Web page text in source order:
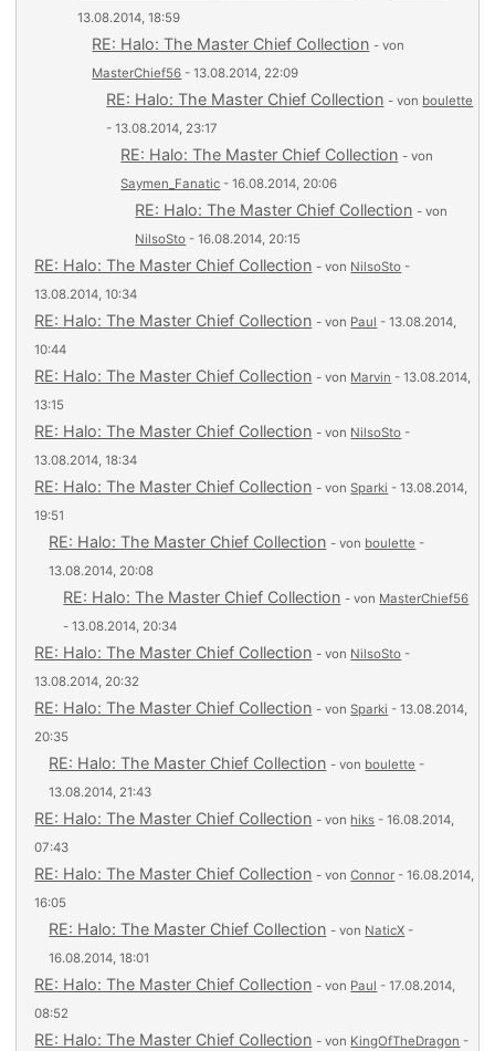
13.08.2014, 18:59
RE: Halo: The Master Chief Collection - von
MasterChief56 - 13.08.2014, 22:09
RE: Halo: The Master Chief Collection - von boulette
- 13.08.2014, 23:17
RE: Halo: The Master Chief Collection - von
Saymen_Fanatic - 16.08.2014, 20:06
RE: Halo: The Master Chief Collection - von
NilsoSto - 16.08.2014, 20:15
RE: Halo: The Master Chief Collection - von NilsoSto -
13.08.2014, 10:34
RE: Halo: The Master Chief Collection - von Paul - 13.08.2014,
10:44
RE: Halo: The Master Chief Collection - von Marvin - 13.08.2014,
13:15
RE: Halo: The Master Chief Collection - von NilsoSto -
13.08.2014, 18:34
RE: Halo: The Master Chief Collection - vonSparki - 13.08.2014,
19:51
RE: Halo: The Master Chief Collection - von boulette -
13.08.2014, 20:08
RE: Halo: The Master Chief Collection - von MasterChief56
- 13.08.2014, 20:34
RE: Halo: The Master Chief Collection - von NilsoSto -
13.08.2014, 20:32
RE: Halo: The Master Chief Collection - vonSparki - 13.08.2014,
20:35
RE: Halo: The Master Chief Collection - von boulette -
13.08.2014, 21:43
RE: Halo: The Master Chief Collection - von hiks - 16.08.2014,
07:43
RE: Halo: The Master Chief Collection - vonConnor - 16.08.2014,
16:05
RE: Halo: The Master Chief Collection - von NaticX -
16.08.2014, 18:01
RE: Halo: The Master Chief Collection - von Paul - 17.08.2014,
08:52
RE: Halo: The Master Chief Collection - von KingOfTheDragon -